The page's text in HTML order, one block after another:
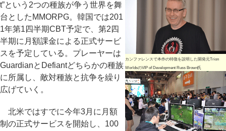
カンファレンスで本作の特徴を説明した開発元Trion
WorldsのVIP of Development Russ Brown氏
t”という2つの種族が争う世界を舞
台としたMMORPG。韓国では201
1年第1四半期CBT予定で、第2四
半期に月額課金による正式サービ
スを予定している。プレーヤーは
GuardianとDefiantどちらかの種族
に所属し、敵対種族と抗争を繰り
広げていく。
北米ではすでに今年3月に月額
制の正式サービスを開始し、100